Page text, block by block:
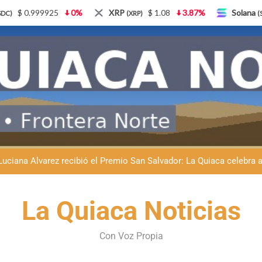
Natación inclusiva en La Quiaca: Celia Zenteno destacó el
La Quiaca defendió la soberanía nacional: el municipio
Álvarez recibió el Premio San Salvador: La Quiaca celebra
Día del Niño en La Quiaca: el municipio prepara una gran
La Quiaca defendió la soberanía nacional: el municipio
Luciana Álvarez recibió el Premio San Salvador: La Quiaca celebra
La Quiaca Noticias
Con Voz Propia
XRP (XRP) $ 1.08 3.87% Solana (SOL) $ 77.18 5.21%